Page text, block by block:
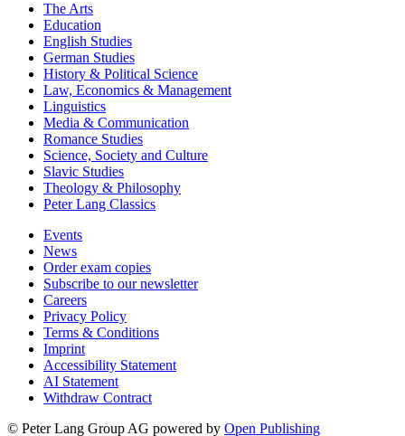
The Arts
Education
English Studies
German Studies
History & Political Science
Law, Economics & Management
Linguistics
Media & Communication
Romance Studies
Science, Society and Culture
Slavic Studies
Theology & Philosophy
Peter Lang Classics
Events
News
Order exam copies
Subscribe to our newsletter
Careers
Privacy Policy
Terms & Conditions
Imprint
Accessibility Statement
AI Statement
Withdraw Contract
© Peter Lang Group AG powered by Open Publishing